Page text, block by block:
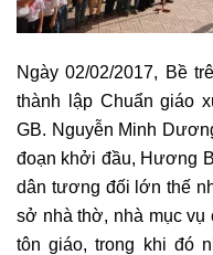
Ngày 02/02/2017, Bề
thành lập Chuẩn giáo
GB. Nguyễn Minh
đoạn khởi đầu, Hương
dân tương đối lớn thế
sở nhà thờ, nhà mục vụ
tôn giáo, trong khi đó